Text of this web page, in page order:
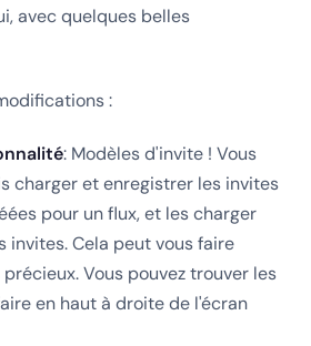
avec quelques belles
:
: Modèles d'invite ! Vous
charger et enregistrer les invites
pour un flux, et les charger
invites. Cela peut vous faire
Vous pouvez trouver les
en haut à droite de l'écran